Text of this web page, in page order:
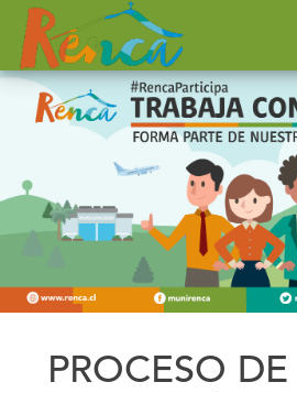
PROCESO DE